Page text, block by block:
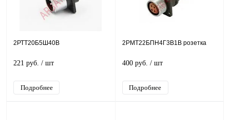
2РТТ20Б5Ш40В
221 руб. / шт
Подробнее
2РМТ22БПН4Г3В1В розетка
400 руб. / шт
Подробнее